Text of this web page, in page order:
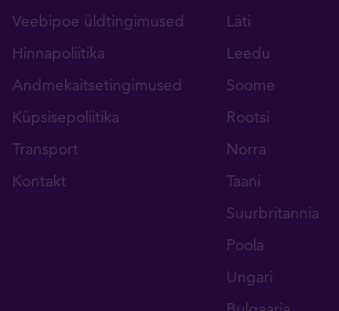
Veebipoe üldtingimused
Hinnapoliitika
Andmekaitsetingimused
Küpsisepoliitika
Transport
Kontakt
Läti
Leedu
Soome
Rootsi
Norra
Taani
Suurbritannia
Poola
Ungari